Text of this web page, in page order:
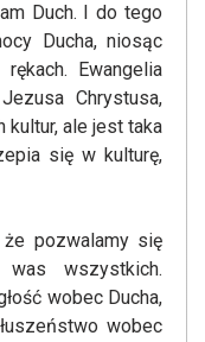
Duch. I do tego
Ducha, niosąc
Ewangelia
Chrystusa,
kultur, ale jest taka
się w kulturę,
że pozwalamy się
was wszystkich.
wobec Ducha,
wobec